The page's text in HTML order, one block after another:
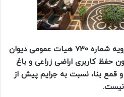
دادرسی؛ براساس رای وحدت رویه شماره 730 هیات عمومی دیوان
حکم ماده ی ۳ قانون حفظ کاربری اراضی زراعی و باغ
مورد قلع و قمع بنا، نسبت به جرایم پیش از
نیست.